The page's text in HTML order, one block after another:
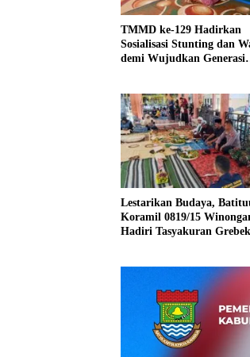
TMMD ke-129 Hadirkan
Sosialisasi Stunting dan
demi Wujudkan Generasi
Lestarikan Budaya,
Koramil 0819/15
Hadiri Tasyakuran Grebek